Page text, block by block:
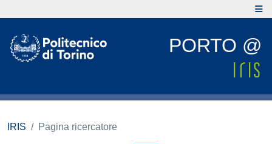
PORTO @
IRIS Pagina ricercatore